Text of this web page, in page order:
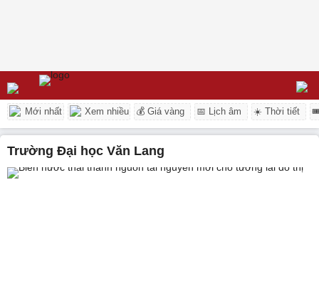
Mới nhất Xem nhiều 💰 Giá vàng 📅 Lịch âm ☀️ Thời tiết
Trường Đại học Văn Lang